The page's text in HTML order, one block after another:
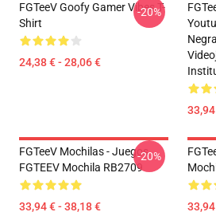
FGTeeV Goofy Gamer Vibes T-
Shirt
24,38 € - 28,06 €
-20%
FGTeeV Mochilas - Juegos
FGTEEV Mochila RB2709
33,94 € - 38,18 €
-20%